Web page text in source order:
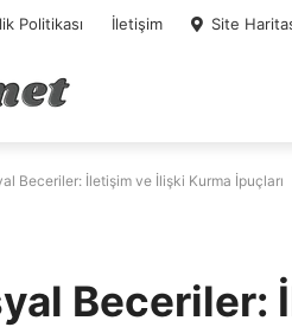
Politikası İletişim Site
Beceriler: İletişim ve İlişki Kurma İpuçları
Beceriler: